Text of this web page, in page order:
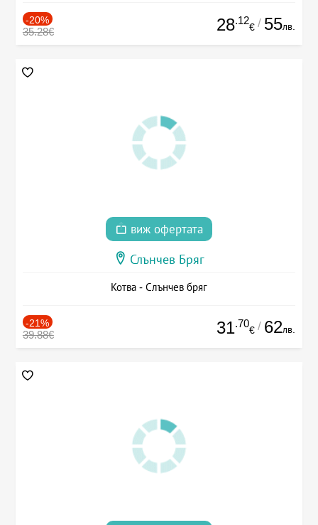
-20%
35.28€ 28.12
€ / 55лв.
виж офертата
Слънчев Бряг
Котва - Слънчев бряг
-21%
39.88€ 31.70
€ / 62лв.